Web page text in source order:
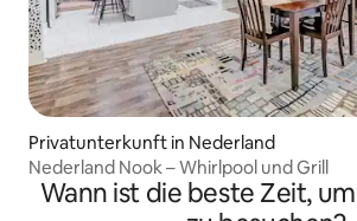
Privatunterkunft in Nederland
Nederland Nook – Whirlpool und Grill
Wann ist die beste Zeit,